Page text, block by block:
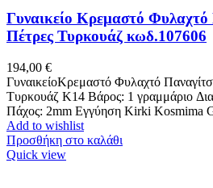
Γυναικείο Κρεμαστό
Πέτρες Τυρκουάζ κωδ.107606
194,00 €
ΓυναικείοΚρεμαστό Φυλαχτό
Τυρκουάζ Κ14 Βάρος: 1 γραμμάριo
Πάχος: 2mm Εγγύηση Kirki Kosmima
Add to wishlist
Προσθήκη στο καλάθι
Quick view